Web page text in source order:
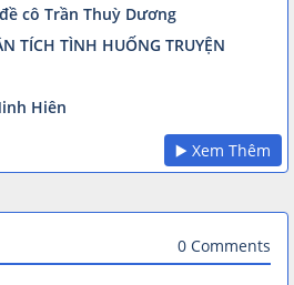
cô Trần Thuỳ Dương
TÍCH TÌNH HUỐNG TRUYỆN
Hiên
▶️ Xem Thêm
0 Comments